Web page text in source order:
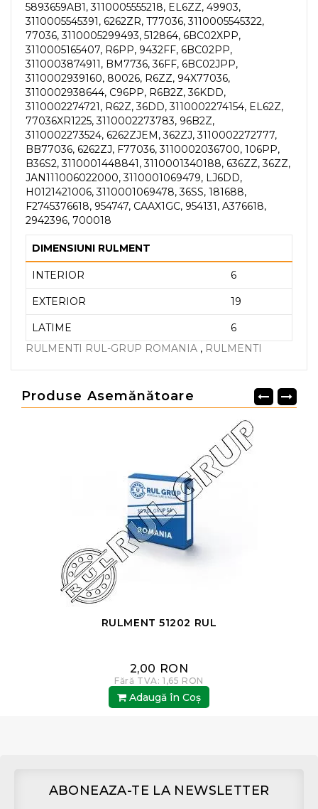
5893659AB1, 3110005555218, EL6ZZ, 49903,
3110005545391, 6262ZR, T77036, 3110005545322,
77036, 3110005299493, 512864, 6BC02XPP,
3110005165407, R6PP, 9432FF, 6BC02PP,
3110003874911, BM7736, 36FF, 6BC02JPP,
3110002939160, 80026, R6ZZ, 94X77036,
3110002938644, C96PP, R6B2Z, 36KDD,
3110002274721, R62Z, 36DD, 3110002274154, EL62Z,
77036XR1225, 3110002273783, 96B2Z,
3110002273524, 6262ZJEM, 362ZJ, 3110002272777,
BB77036, 6262ZJ, F77036, 3110002036700, 106PP,
B36S2, 3110001448841, 3110001340188, 636ZZ, 36ZZ,
JAN111006022000, 3110001069479, LJ6DD,
H0121421006, 3110001069478, 36SS, 181688,
F2745376618, 954747, CAAX1GC, 954131, A376618,
2942396, 700018
DIMENSIUNI RULMENT
INTERIOR 6
EXTERIOR 19
LATIME
6
RULMENTI RUL-GRUP ROMANIA , RULMENTI
Produse Asemănătoare
RULMENT 51202 RUL
2,00 RON
Fără TVA: 1,65 RON
Adaugă în Coş
ABONEAZA-TE LA NEWSLETTER